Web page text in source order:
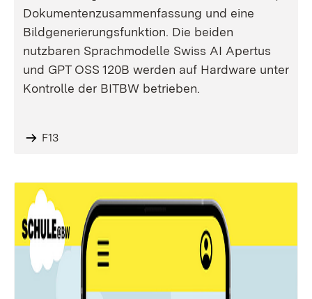
Dokumentenzusammenfassung und eine
Bildgenerierungsfunktion. Die beiden
nutzbaren Sprachmodelle Swiss AI Apertus
und GPT OSS 120B werden auf Hardware unter
Kontrolle der BITBW betrieben.
F13